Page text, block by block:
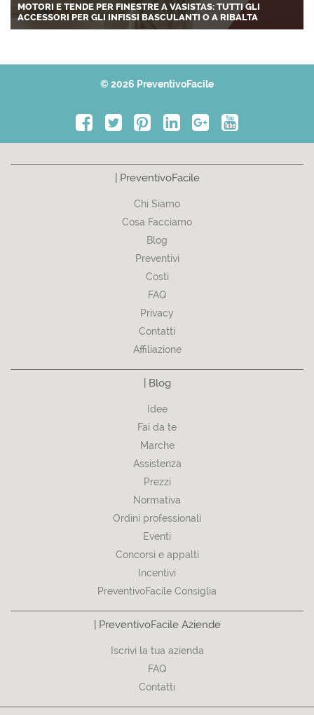
MOTORI E TENDE PER FINESTRE A VASISTAS: TUTTI GLI
ACCESSORI PER GLI INFISSI BASCULANTI O A RIBALTA
© 2026 PreventivoFacile
| PreventivoFacile
Chi Siamo
Cosa Facciamo
Blog
Preventivi
Costi
FAQ
Privacy
Contatti
Affiliazione
| Blog
Idee
Fai da te
Marche
Assistenza
Prezzi
Normativa
Ordini professionali
Eventi
Concorsi e appalti
Incentivi
PreventivoFacile Consiglia
| PreventivoFacile Aziende
Iscrivi la tua azienda
FAQ
Contatti